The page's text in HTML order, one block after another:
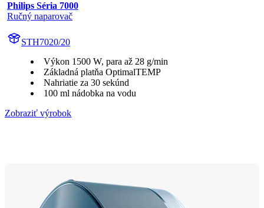
Philips Séria 7000
Ručný naparovač
STH7020/20
Výkon 1500 W, para až 28 g/min
Základná platňa OptimalTEMP
Nahriatie za 30 sekúnd
100 ml nádobka na vodu
Zobraziť výrobok